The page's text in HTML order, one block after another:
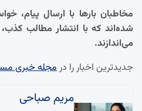
مخاطبان بارها با ارسال پیام،
شده‌اند که با انتشار مطالب
می‌اندازند.
جدیدترین اخبار را درمجله خبری
مریم صباحی